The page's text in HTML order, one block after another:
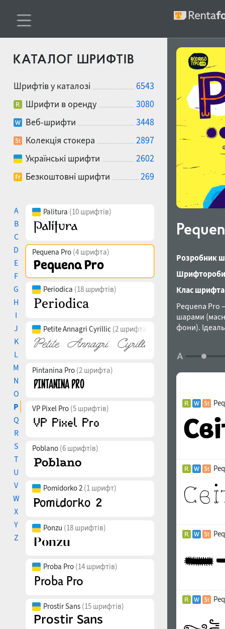
КАТАЛОГ ШРИФТІВ
Шрифтів у каталозі
6543
Шрифти в оренду
3080
Веб-шрифти
3448
Колекція стокера
2897
Українські шрифти
2602
Безкоштовні шрифти
269
A
B
C
D
E
F
G
H
I
J
K
L
M
N
O
P
Q
R
S
T
U
V
W
X
Y
Z
Palitura (10 шрифтів)
Pequena Pro (4 шрифта)
Periodica (18 шрифтів)
Petite Annagri Cyrillic (2 шрифта)
Pintanina Pro (2 шрифта)
VP Pixel Pro (5 шрифтів)
Poblano (6 шрифтів)
Pomidorko 2 (1 шрифт)
Ponzu (18 шрифтів)
Proba Pro (14 шрифтів)
Prostir Sans (15 шрифтів)
Розробник
Клас
Pequena Pro
шарами
фони).